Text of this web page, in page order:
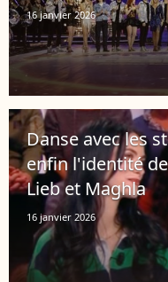
16 janvier 2026
Danse avec les
enfin l'identité
Lieb et Maghla
16 janvier 2026